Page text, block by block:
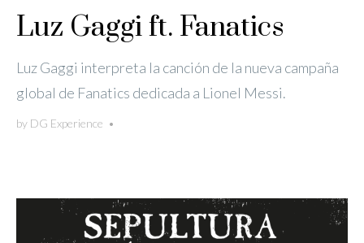
Luz Gaggi ft. Fanatics
Luz Gaggi interpreta la canción de la nueva campaña
global de Fanatics dedicada a Lionel Messi.
by DG Experience •